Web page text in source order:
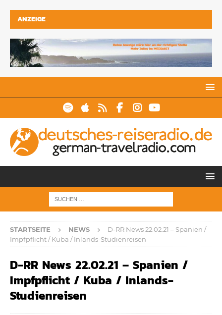
ANZEIGE
STARTSEITE NEWS
D-RR News 22.02.21 – Spanien /
Impfpflicht / Kuba / Inlands-Studienreisen
D-RR News 22.02.21 – Spanien /
Impfpflicht / Kuba / Inlands-
Studienreisen